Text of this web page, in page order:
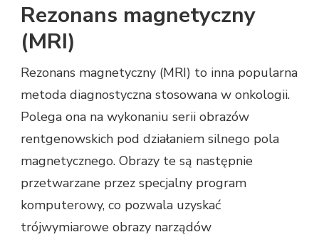
Rezonans magnetyczny
(MRI)
Rezonans magnetyczny (MRI) to inna popularna
metoda diagnostyczna stosowana w onkologii.
Polega ona na wykonaniu serii obrazów
rentgenowskich pod działaniem silnego pola
magnetycznego. Obrazy te są następnie
przetwarzane przez specjalny program
komputerowy, co pozwala uzyskać
trójwymiarowe obrazy narządów